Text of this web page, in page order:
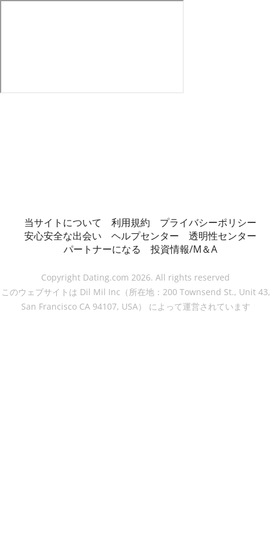
当サイトについて 利用規約
プライバシーポリシー
安心安全な出会い
ヘルプセンター
透明性センター
パートナーになる
投資情報/M＆A
Copyright Dating.com 2026. All rights reserved
このウェブサイトは Dil Mil Inc（所在地：200 Townsend St., Unit 43,
San Francisco CA 94107, USA） によって運営されています